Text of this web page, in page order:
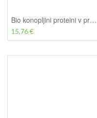
Bio konopljini proteini v prahu iz jedilne konoplje - BioLUX, 500 g
15,76 €